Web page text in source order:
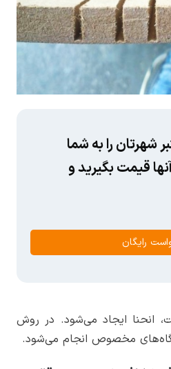
شهرتان را به شما
قیمت بگیرید و
رایگان
انحنا ایجاد می‌شود. در روش
مخصوص انجام می‌شود.